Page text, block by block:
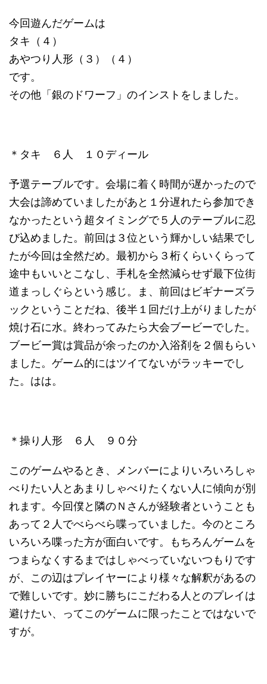
今回遊んだゲームは
タキ（４）
あやつり人形（３）（４）
です。
その他「銀のドワーフ」のインストをしました。
＊タキ ６人 １０ディール
予選テーブルです。会場に着く時間が遅かったので
大会は諦めていましたがあと１分遅れたら参加でき
なかったという超タイミングで５人のテーブルに忍
び込めました。前回は３位という輝かしい結果でし
たが今回は全然だめ。最初から３桁くらいくらって
途中もいいとこなし、手札を全然減らせず最下位街
道まっしぐらという感じ。ま、前回はビギナーズラ
ックということだね、後半１回だけ上がりましたが
焼け石に水。終わってみたら大会ブービーでした。
ブービー賞は賞品が余ったのか入浴剤を２個もらい
ました。ゲーム的にはツイてないがラッキーでし
た。はは。
＊操り人形 ６人 ９０分
このゲームやるとき、メンバーによりいろいろしゃ
べりたい人とあまりしゃべりたくない人に傾向が別
れます。今回僕と隣のＮさんが経験者ということも
あって２人でべらべら喋っていました。今のところ
いろいろ喋った方が面白いです。もちろんゲームを
つまらなくするまではしゃべっていないつもりです
が、この辺はプレイヤーにより様々な解釈があるの
で難しいです。妙に勝ちにこだわる人とのプレイは
避けたい、ってこのゲームに限ったことではないで
すが。